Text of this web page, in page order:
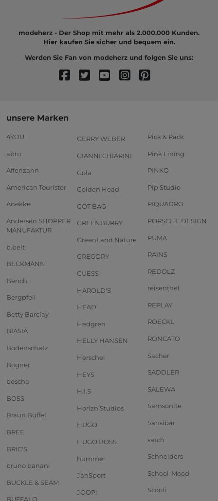
modeherz - Der Shop mit mehr als 2.000.000 Kunden.
Hier kaufen Sie sicher und bequem ein.
Werden Sie Fan von modeherz und folgen Sie uns:
unsere Marken
4YOU
abro
Affenzahn
American Tourister
Anekke
Andersen SHOPPER
MANUFAKTUR
b.belt
BECKMANN
Bench.
Bergpfeil
Betty Barclay
BIASIA
Bodenschatz
Bogner
boscha
BOSS
Braun Büffel
BREE
BRIC'S
bruno banani
BUCKLE & SEAM
BUFFALO
GERRY WEBER
GIANNI CHIARINI
Gola
Golden Head
GOT BAG
GREENBURRY
GreenLand Nature
GREGORY
GUESS
HAROLD'S
HEAD
Hedgren
HELLY HANSEN
Herschel
HEYS
H.I.S
Horizn Studios
HUGO
HUGO BOSS
hummel
JanSport
JOOP!
Pick & Pack
Pink Lining
PINKO
Pip Studio
PIQUADRO
PORSCHE DESIGN
PUMA
RAINS
REDOLZ
reisenthel
REPLAY
ROECKL
RONCATO
Sacher
SADDLER
SALEWA
Samsonite
Sansibar
satch
Schneiders
School-Mood
Scooli